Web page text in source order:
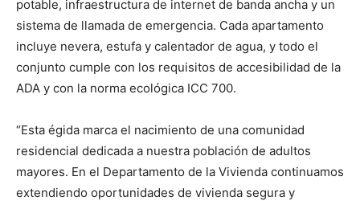
potable, infraestructura de internet de banda ancha y un
sistema de llamada de emergencia. Cada apartamento
incluye nevera, estufa y calentador de agua, y todo el
conjunto cumple con los requisitos de accesibilidad de la
ADA y con la norma ecológica ICC 700.
“Esta égida marca el nacimiento de una comunidad
residencial dedicada a nuestra población de adultos
mayores. En el Departamento de la Vivienda continuamos
extendiendo oportunidades de vivienda segura y